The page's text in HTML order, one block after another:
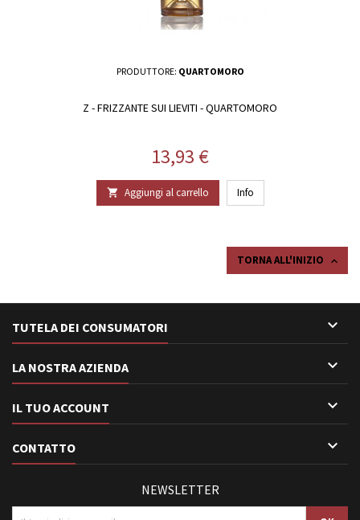
PRODUTTORE: QUARTOMORO
Z - FRIZZANTE SUI LIEVITI - QUARTOMORO
Prezzo
13,93 €
 Aggiungi al carrello Info
TORNA ALL'INIZIO 
TUTELA DEI CONSUMATORI 
LA NOSTRA AZIENDA 
IL TUO ACCOUNT 
CONTATTO 
NEWSLETTER